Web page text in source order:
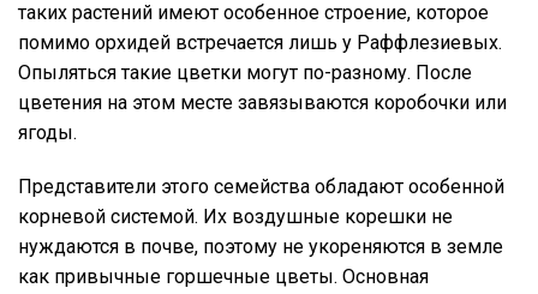
таких растений имеют особенное строение, которое
помимо орхидей встречается лишь у Раффлезиевых.
Опыляться такие цветки могут по-разному. После
цветения на этом месте завязываются коробочки или
ягоды.
Представители этого семейства обладают особенной
корневой системой. Их воздушные корешки не
нуждаются в почве, поэтому не укореняются в земле
как привычные горшечные цветы. Основная